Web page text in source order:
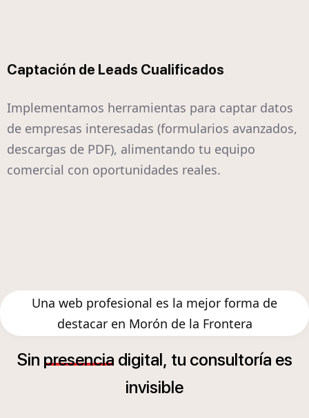
Captación de Leads Cualificados
Implementamos herramientas para captar datos
de empresas interesadas (formularios avanzados,
descargas de PDF), alimentando tu equipo
comercial con oportunidades reales.
Una web profesional es la mejor forma de
destacar en Morón de la Frontera
Sin presencia digital, tu consultoría es
invisible